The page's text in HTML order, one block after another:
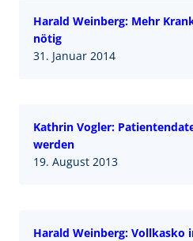
Harald Weinberg: Mehr
nötig
31. Januar 2014
Kathrin Vogler:
werden
19. August 2013
Harald Weinberg: Vollkasko